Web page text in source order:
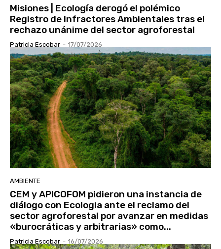
Misiones | Ecología derogó el polémico
Registro de Infractores Ambientales tras el
rechazo unánime del sector agroforestal
Patricia Escobar - 17/07/2026
AMBIENTE
CEM y APICOFOM pidieron una instancia de
diálogo con Ecologia ante el reclamo del
sector agroforestal por avanzar en medidas
«burocráticas y arbitrarias» como...
Patricia Escobar - 16/07/2026